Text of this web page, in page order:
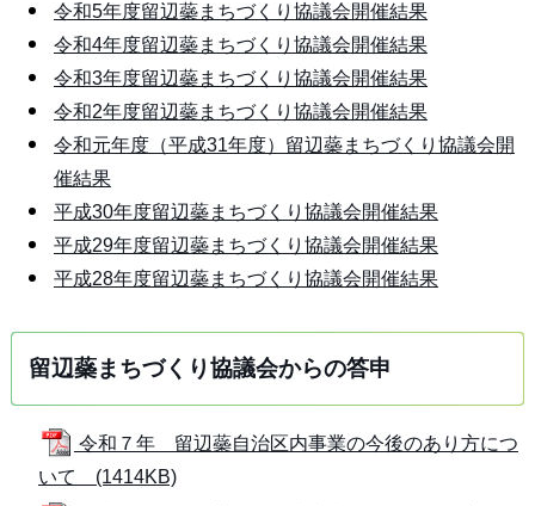
令和5年度留辺蘂まちづくり協議会開催結果
令和4年度留辺蘂まちづくり協議会開催結果
令和3年度留辺蘂まちづくり協議会開催結果
令和2年度留辺蘂まちづくり協議会開催結果
令和元年度（平成31年度）留辺蘂まちづくり協議会開
催結果
平成30年度留辺蘂まちづくり協議会開催結果
平成29年度留辺蘂まちづくり協議会開催結果
平成28年度留辺蘂まちづくり協議会開催結果
留辺蘂まちづくり協議会からの答申
令和７年 留辺蘂自治区内事業の今後のあり方につ
いて (1414KB)